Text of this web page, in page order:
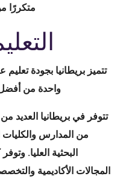
متكررًا
تتميز بريطانيا بجودة
واحدة من أفضل
تتوفر في بريطانيا العديد
من المدارس والكليات
البحثية العليا.
المجالات الأكاديمية